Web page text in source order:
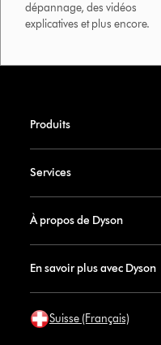
dépannage, des vidéos
explicatives et plus encore.
Produits
Services
À propos de Dyson
En savoir plus avec Dyson
Suisse (Français)